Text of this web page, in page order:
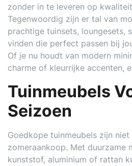
zonder in te leveren op
Tegenwoordig zijn er tal van
prachtige tuinsets, loungesets,
vinden die perfect passen bij
Of je nu houdt van modern
charme of kleurrijke accenten,
Tuinmeubels
Seizoen
Goedkope tuinmeubels zijn niet
zomeraankoop. Met duurzame
kunststof, aluminium of rattan